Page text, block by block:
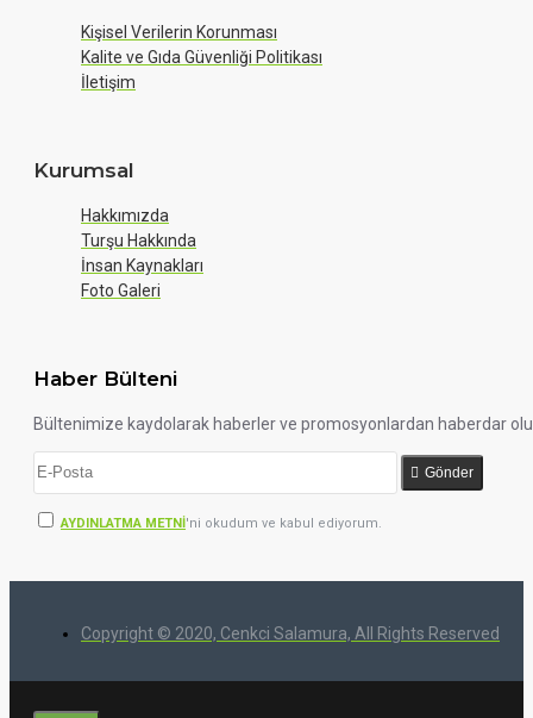
Kişisel Verilerin Korunması
Kalite ve Gıda Güvenliği Politikası
İletişim
Kurumsal
Hakkımızda
Turşu Hakkında
İnsan Kaynakları
Foto Galeri
Haber Bülteni
Bültenimize kaydolarak haberler ve promosyonlardan haberdar
Gönder
AYDINLATMA METNİ'ni okudum ve kabul ediyorum.
Copyright © 2020, Cenkci Salamura, All Rights Reserved